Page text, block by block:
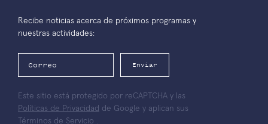
Recibe noticias acerca de próximos programas y
nuestras actividades:
Enviar
Este sitio está protegido por reCAPTCHA y las
Políticas de Privacidad de Google y aplican sus
Términos de Servicio